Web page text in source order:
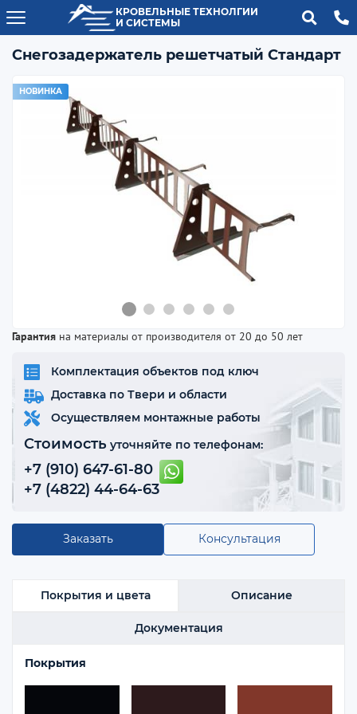
КРОВЕЛЬНЫЕ ТЕХНОЛГИИ
И СИСТЕМЫ
Снегозадержатель решетчатый Стандарт
НОВИНКА
Гарантия на материалы от производителя от 20 до 50 лет
Комплектация объектов под ключ
Доставка по Твери и области
Осуществляем монтажные работы
Стоимость уточняйте по телефонам:
+7 (910) 647-61-80
+7 (4822) 44-64-63
Заказать Консультация
Покрытия и цвета Описание
Документация
Покрытия